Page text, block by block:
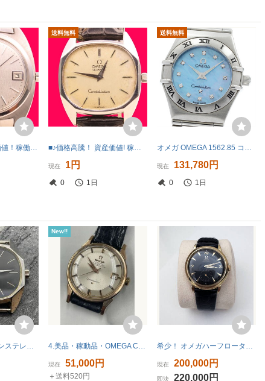
送料無料
現在 1円
0 1日
送料無料
現在 131,780円
0 1日
New!!
現在 51,000円
＋送料520円
現在 200,000円
即決 220,000円